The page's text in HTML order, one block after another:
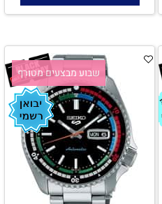
שבוע מבצעים מטורף